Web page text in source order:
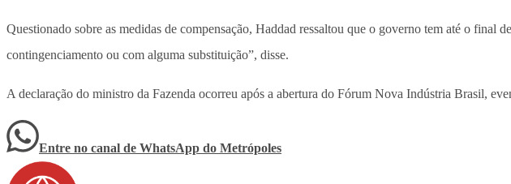
Questionado sobre as medidas de compensação, Haddad ressaltou que o governo tem até o final
contingenciamento ou com alguma substituição”, disse.
A declaração do ministro da Fazenda ocorreu após a abertura do Fórum Nova Indústria Brasil,
Entre no canal de WhatsApp do Metrópoles